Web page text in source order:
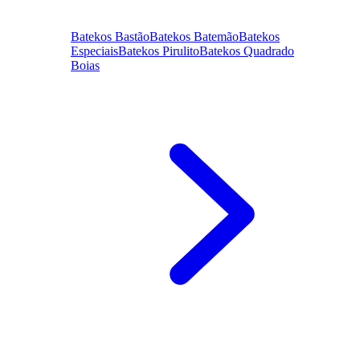
Batekos BastãoBatekos BatemãoBatekos
EspeciaisBatekos PirulitoBatekos Quadrado
Boias